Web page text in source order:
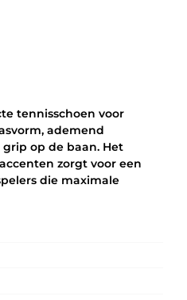
tennisschoen voor
ademend
op de baan. Het
zorgt voor een
die maximale